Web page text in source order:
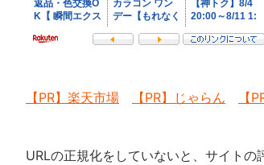
【PR】楽天市場 【PR】じゃらん 【
URLの正規化をしていないと、サイト